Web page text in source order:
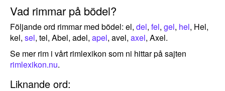
Vad rimmar på bödel?
Följande ord rimmar med bödel: el, del, fel, gel, hel, Hel,
kel, sel, tel, Abel, adel, apel, avel, axel, Axel.
Se mer rim i vårt rimlexikon som ni hittar på sajten
rimlexikon.nu.
Liknande ord: